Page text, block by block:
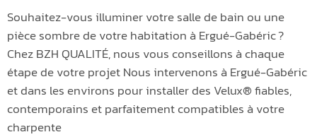
Souhaitez-vous illuminer votre salle de bain ou une
pièce sombre de votre habitation à Ergué-Gabéric ?
Chez BZH QUALITÉ, nous vous conseillons à chaque
étape de votre projet Nous intervenons à Ergué-Gabéric
et dans les environs pour installer des Velux® fiables,
contemporains et parfaitement compatibles à votre
charpente